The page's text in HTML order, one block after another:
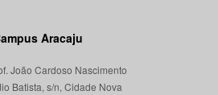
Aracaju
João Cardoso Nascimento
Batista, s/n, Cidade Nova